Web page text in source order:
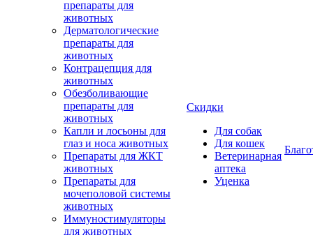
препараты для
животных
Дерматологические
препараты для
животных
Контрацепция для
животных
Обезболивающие
препараты для
животных
Капли и лосьоны для
глаз и носа животных
Препараты для ЖКТ
животных
Препараты для
мочеполовой системы
животных
Иммуностимуляторы
для животных
Скидки
Для собак
Для кошек
Ветеринарная
аптека
Уценка